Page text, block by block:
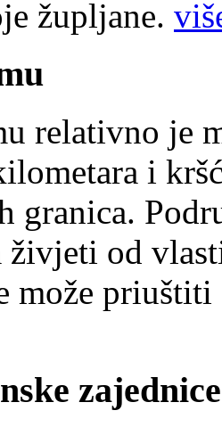
župljane.
relativno je
i
granica.
živjeti od
može
zajednice